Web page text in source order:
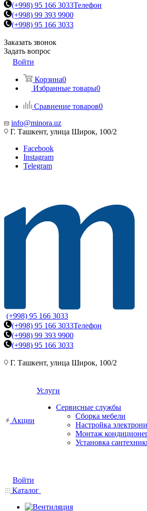
(+998) 95 166 3033Телефон
(+998) 99 393 9900
(+998) 95 166 3033
Заказать звонок
Задать вопрос
Войти
Корзина0
Избранные товары0
Сравнение товаров0
info@minora.uz
Г. Ташкент, улица Широк, 100/2
Facebook
Instagram
Telegram
(+998) 95 166 3033
(+998) 95 166 3033Телефон
(+998) 99 393 9900
(+998) 95 166 3033
Г. Ташкент, улица Широк, 100/2
Акции
Услуги
Сервисные службы
Сборка мебели
Настройка
Монтаж
Установка
Войти
Каталог